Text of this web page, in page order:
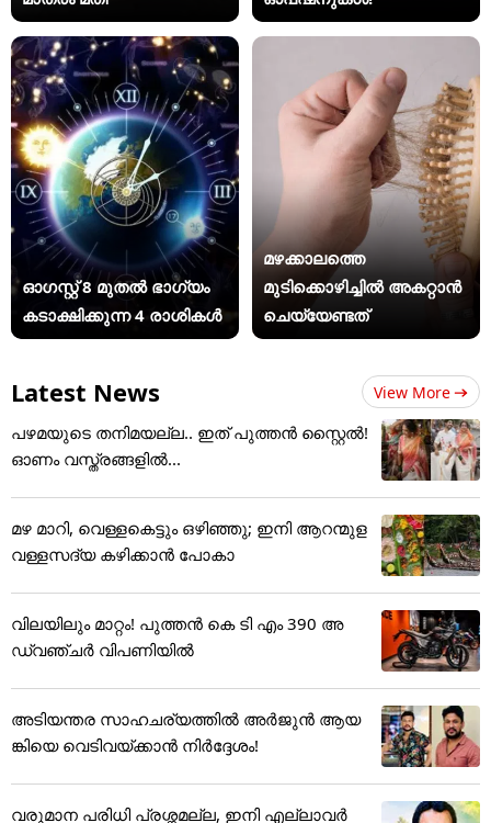
ഓഗസ്റ്റ് 8 മുതൽ ഭാഗ്യം
കടാക്ഷിക്കുന്ന 4 രാശികൾ
മഴക്കാലത്തെ
മുടിക്കൊഴിച്ചിൽ അകറ്റാൻ
ചെയ്യേണ്ടത്
Latest News View More
പഴമയുടെ തനിമയല്ല.. ഇത് പുത്തൻ സ്റ്റൈൽ!
ഓണം വസ്ത്രങ്ങളിൽ...
മഴ മാറി, വെള്ളകെട്ടും ഒഴിഞ്ഞു; ഇനി ആറന്മുള
വള്ളസദ്യ കഴിക്കാൻ പോകാ
വിലയിലും മാറ്റം! പുത്തൻ കെ ടി എം 390 അ
ഡ്വഞ്ചർ വിപണിയിൽ
അടിയന്തര സാഹചര്യത്തിൽ അർജുൻ ആയ
ങ്കിയെ വെടിവയ്ക്കാൻ നിർദ്ദേശം!
വരുമാന പരിധി പ്രശ്നമല്ല, ഇനി എല്ലാവർ